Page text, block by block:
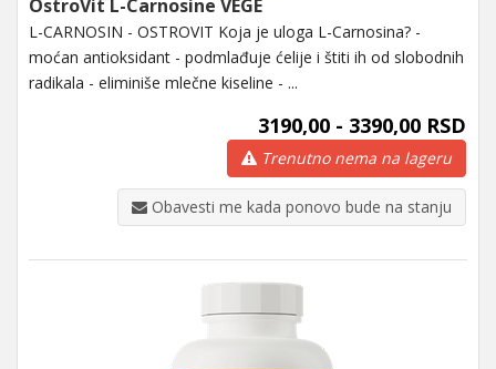
OstroVit L-Carnosine VEGE
L-CARNOSIN - OSTROVIT Koja je uloga L-Carnosina? -
moćan antioksidant - podmlađuje ćelije i štiti ih od slobodnih
radikala - eliminiše mlečne kiseline - ...
3190,00 - 3390,00 RSD
Trenutno nema na lageru
Obavesti me kada ponovo bude na stanju